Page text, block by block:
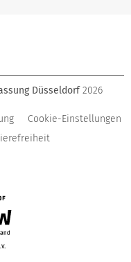
Düsseldorf 2026
Cookie-Einstellungen